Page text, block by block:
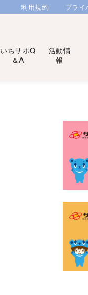
利用規約 プライ
いちサポQ
＆A
活動情
報